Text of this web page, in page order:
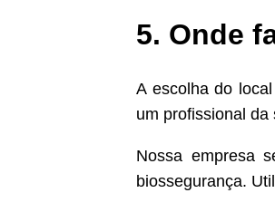
5. Onde
A escolha do
um profissional
Nossa empresa
biossegurança.